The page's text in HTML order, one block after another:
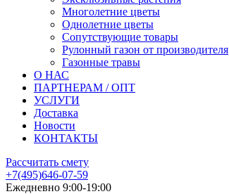
Многолетние цветы
Однолетние цветы
Сопутствующие товары
Рулонный газон от производителя
Газонные травы
О НАС
ПАРТНЕРАМ / ОПТ
УСЛУГИ
Доставка
Новости
КОНТАКТЫ
Рассчитать смету
+7(495)646-07-59
Ежедневно 9:00-19:00